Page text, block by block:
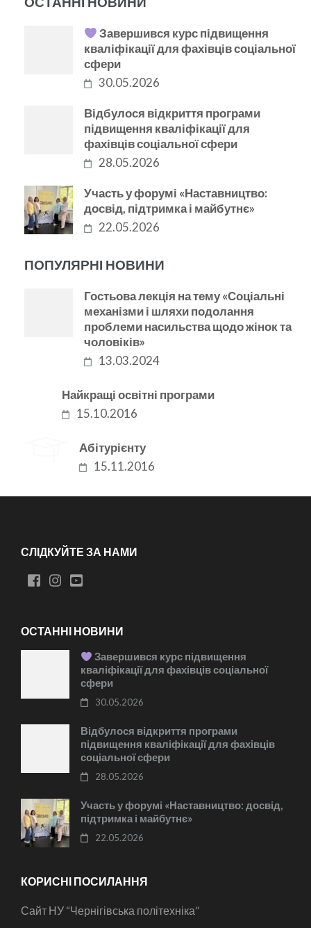
Завершився курс підвищення
кваліфікації для фахівців соціальної
сфери
30.05.2026
Відбулося відкриття програми
підвищення кваліфікації для
фахівців соціальної сфери
28.05.2026
Участь у форумі «Наставництво:
досвід, підтримка і майбутнє»
22.05.2026
ПОПУЛЯРНІ НОВИНИ
Гостьова лекція на тему «Соціальні
механізми і шляхи подолання
проблеми насильства щодо жінок та
чоловіків»
13.03.2024
Найкращі освітні програми
15.10.2016
Абітурієнту
15.11.2016
СЛІДКУЙТЕ ЗА НАМИ
ОСТАННІ НОВИНИ
Завершився курс підвищення
кваліфікації для фахівців соціальної
сфери
30.05.2026
Відбулося відкриття програми
підвищення кваліфікації для фахівців
соціальної сфери
28.05.2026
Участь у форумі «Наставництво: досвід,
підтримка і майбутнє»
22.05.2026
КОРИСНІ ПОСИЛАННЯ
Сайт НУ “Чернігівська політехніка”